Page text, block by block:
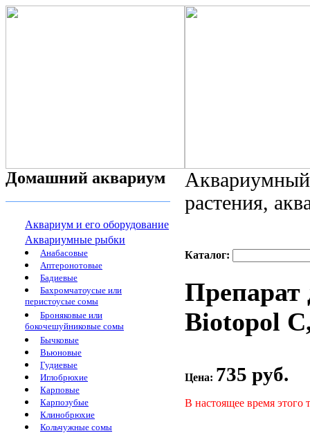
Домашний аквариум
Аквариум и его оборудование
Аквариумные рыбки
Анабасовые
Аптеронотовые
Бадиевые
Бахромчатоусые или
перистоусые сомы
Броняковые или
бокочешуйниковые сомы
Бычковые
Вьюновые
Гудиевые
Иглобрюхие
Карповые
Карпозубые
Клинобрюхие
Кольчужные сомы
растения,
Каталог:
Препарат
Biotopol
Цена: 735 руб.
В настоящее время этого